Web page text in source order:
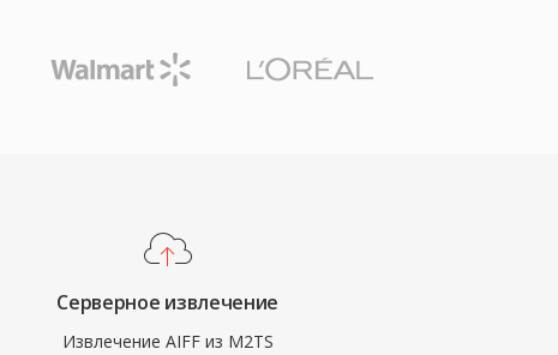
Серверное извлечение
Извлечение AIFF из M2TS